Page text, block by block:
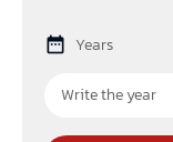
Years